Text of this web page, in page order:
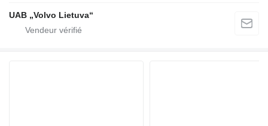
UAB „Volvo Lietuva“